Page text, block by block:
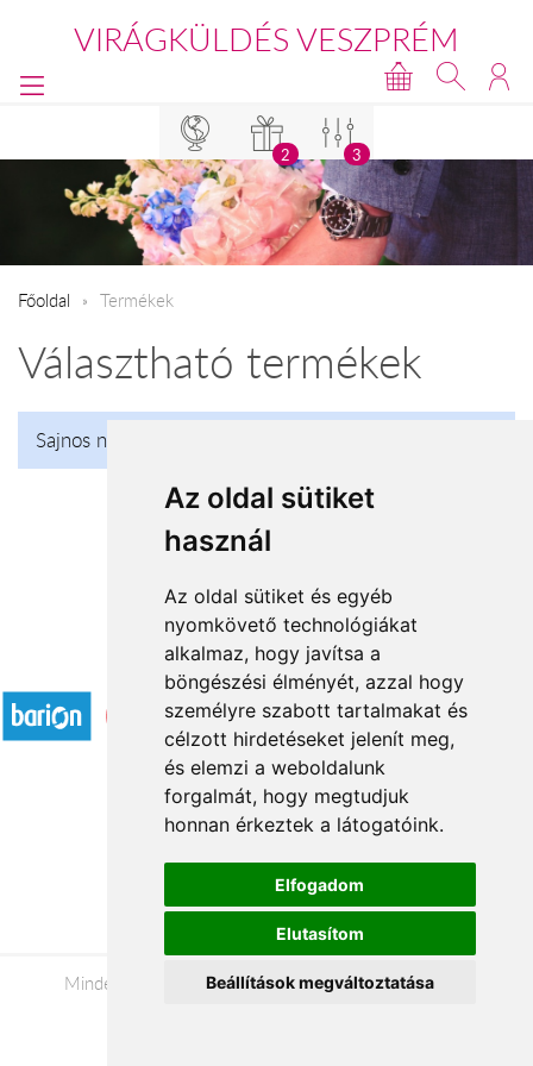
Az oldal sütiket
használ
Az oldal sütiket és egyéb
nyomkövető technológiákat
alkalmaz, hogy javítsa a
böngészési élményét, azzal hogy
személyre szabott tartalmakat és
célzott hirdetéseket jelenít meg,
és elemzi a weboldalunk
forgalmát, hogy megtudjuk
honnan érkeztek a látogatóink.
Elfogadom
Elutasítom
Beállítások megváltoztatása
VIRÁGKÜLDÉS VESZPRÉM
2 3
Főoldal Termékek
Választható termékek
Sajnos nincs talalat!
Elfogadott fizetési módok
Impresszum
Adatkezelési tájékoztató
Minden jog fenntartva © 2026 |+36 20 488-8362